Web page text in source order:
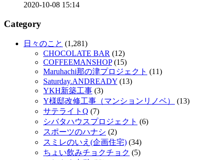
2020-10-08 15:14
Category
日々のこと (1,281)
CHOCOLATE BAR (12)
COFFEEMANSHOP(15)
Maruhachi那の津プロジェクト (11)
Saturday.ANDREADY (13)
YKH新築工事 (3)
Y様邸改修工事（マンションリノベ）
(13)
サテライトQ (7)
シバタハウスプロジェクト (6)
スポーツのハナシ (2)
スミレのいえ(企画住宅) (34)
ちょい飲みチョクチョク (5)